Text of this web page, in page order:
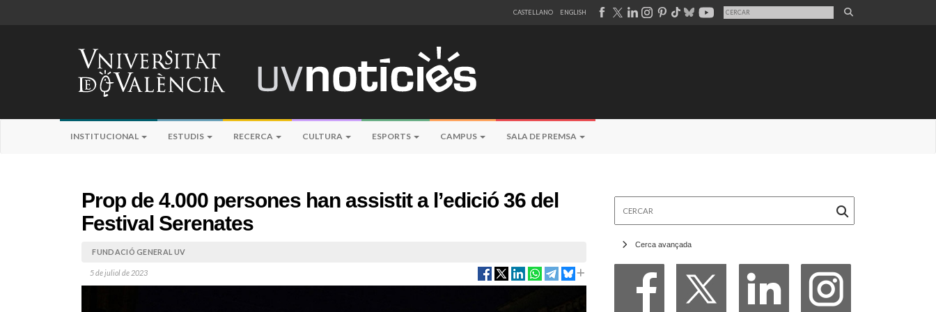
CASTELLANO ENGLISH
INSTITUCIONAL ESTUDIS RECERCA CULTURA ESPORTS CAMPUS SALA DE PREMSA
Prop de 4.000 persones han assistit a l’edició 36 del
Festival Serenates
FUNDACIÓ GENERAL UV
5 de juliol de 2023
Cerca avançada